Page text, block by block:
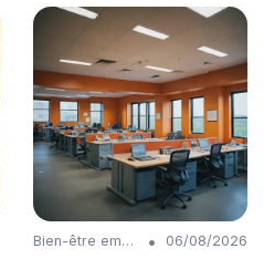
Bien-être employés •
06/08/2026